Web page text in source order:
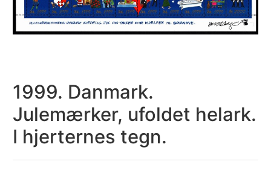
1999. Danmark.
Julemærker, ufoldet helark.
I hjerternes tegn.